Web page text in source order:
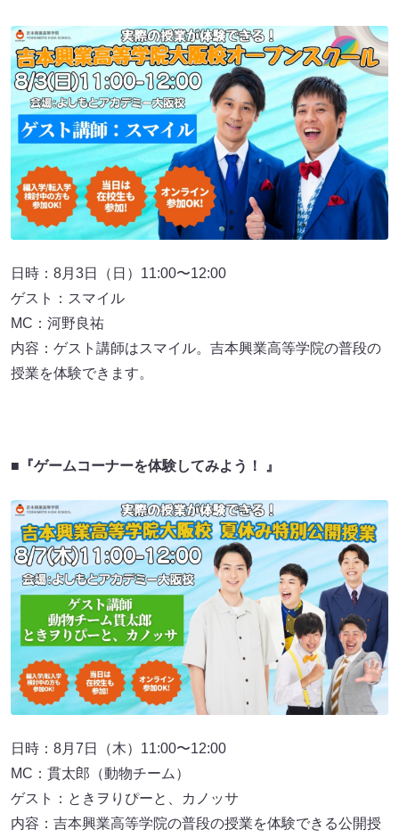
日時：8月3日（日）11:00〜12:00
ゲスト：スマイル
MC：河野良祐
内容：ゲスト講師はスマイル。吉本興業高等学院の普段の
授業を体験できます。
■『ゲームコーナーを体験してみよう！ 』
日時：8月7日（木）11:00〜12:00
MC：貫太郎（動物チーム）
ゲスト：ときヲりぴーと、カノッサ
内容：吉本興業高等学院の普段の授業を体験できる公開授